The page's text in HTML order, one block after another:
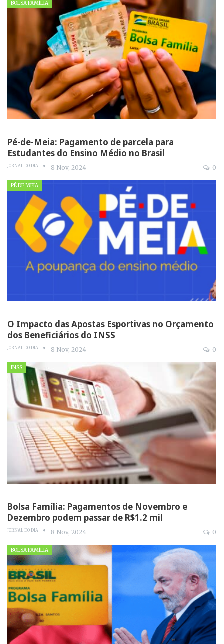
BOLSA FAMÍLIA
Pé-de-Meia: Pagamento de parcela para
Estudantes do Ensino Médio no Brasil
JORNAL DO DIA 8 Nov, 2024 0
PÉ DE MEIA
O Impacto das Apostas Esportivas no Orçamento
dos Beneficiários do INSS
JORNAL DO DIA 8 Nov, 2024 0
INSS
Bolsa Família: Pagamentos de Novembro e
Dezembro podem passar de R$1.2 mil
JORNAL DO DIA 8 Nov, 2024 0
BOLSA FAMÍLIA